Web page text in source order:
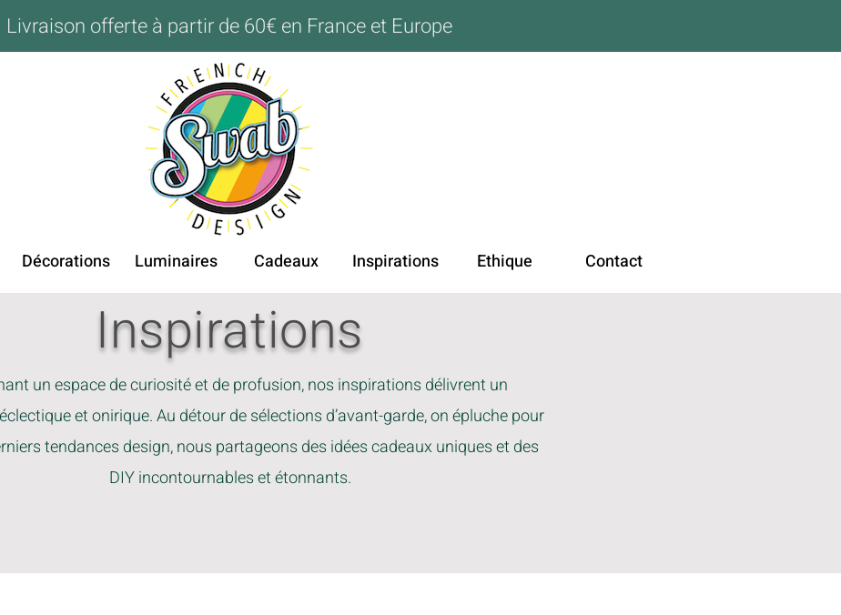
Livraison offerte à partir de 60€ en France et Europe
Décorations Luminaires Cadeaux Inspirations Ethique Contact
Inspirations
un espace de curiosité et de profusion, nos inspirations délivrent un
et onirique. Au détour de sélections d’avant-garde, on épluche pour
tendances design, nous partageons des idées cadeaux uniques et des
DIY incontournables et étonnants.